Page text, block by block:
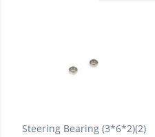
Steering Bearing (3*6*2)(2)